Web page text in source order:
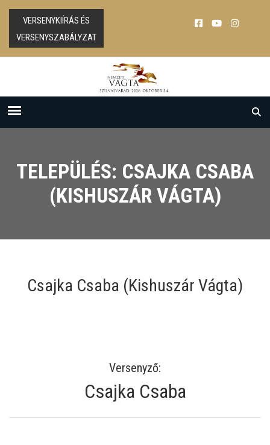
VERSENYKIÍRÁS ÉS
VERSENYSZABÁLYZAT
TELEPÜLÉS: CSAJKA CSABA
(KISHUSZÁR VÁGTA)
Csajka Csaba (Kishuszár Vágta)
Versenyző:
Csajka Csaba